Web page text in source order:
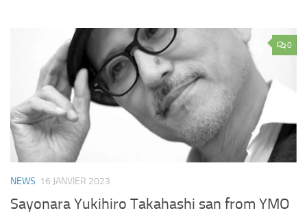
0
NEWS 16 JANVIER 2023
Sayonara Yukihiro Takahashi san from YMO